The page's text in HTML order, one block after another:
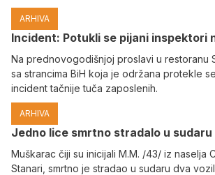
ARHIVA
Incident: Potukli se pijani inspektori
Na prednovogodišnjoj proslavi u restoranu
sa strancima BiH koja je održana protekle
incident tačnije tuča zaposlenih.
ARHIVA
Јedno lice smrtno stradalo u sudaru
Muškarac čiji su inicijali M.M. /43/ iz naselja
Stanari, smrtno je stradao u sudaru dva